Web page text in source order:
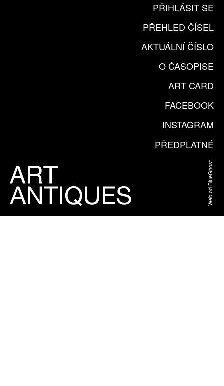
PŘIHLÁSIT SE
PŘEHLED ČÍSEL
AKTUÁLNÍ ČÍSLO
O ČASOPISE
ART CARD
FACEBOOK
INSTAGRAM
PŘEDPLATNÉ
Web od BlueGhost